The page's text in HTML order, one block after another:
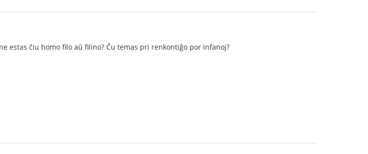
estas ĉiu homo filo aŭ filino? Ĉu temas pri renkontiĝo por infanoj?